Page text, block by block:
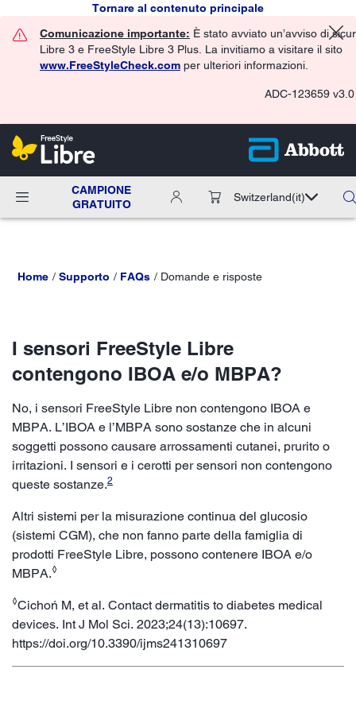
Tornare al contenuto principale
Comunicazione importante: È stato avviato un’avviso di
Libre 3 e FreeStyle Libre 3 Plus. La invitiamo a visitare il sito
www.FreeStyleCheck.com per ulteriori informazioni.
ADC-123659 v3.0
CAMPIONE
GRATUITO
Switzerland(it)
Home Supporto FAQs Domande e risposte
I sensori FreeStyle Libre
contengono IBOA e/o MBPA?
No, i sensori FreeStyle Libre non contengono IBOA e
MBPA. L’IBOA e l’MBPA sono sostanze che in alcuni
soggetti possono causare arrossamenti cutanei, prurito o
irritazioni. I sensori e i cerotti per sensori non contengono
queste sostanze.2
Altri sistemi per la misurazione continua del glucosio
(sistemi CGM), che non fanno parte della famiglia di
prodotti FreeStyle Libre, possono contenere IBOA e/o
MBPA.◊
◊Cichoń M, et al. Contact dermatitis to diabetes medical
devices. Int J Mol Sci. 2023;24(13):10697.
https://doi.org/10.3390/ijms241310697